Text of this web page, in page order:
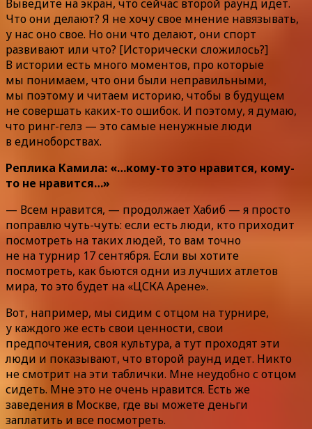
Выведите на экран, что сейчас второй раунд идет.
Что они делают? Я не хочу свое мнение навязывать,
у нас оно свое. Но они что делают, они спорт
развивают или что? [Исторически сложилось?]
В истории есть много моментов, про которые
мы понимаем, что они были неправильными,
мы поэтому и читаем историю, чтобы в будущем
не совершать каких-то ошибок. И поэтому, я думаю,
что ринг-гелз — это самые ненужные люди
в единоборствах.
Реплика Камила: «…кому-то это нравится, кому-
то не нравится…»
— Всем нравится, — продолжает Хабиб — я просто
поправлю чуть-чуть: если есть люди, кто приходит
посмотреть на таких людей, то вам точно
не на турнир 17 сентября. Если вы хотите
посмотреть, как бьются одни из лучших атлетов
мира, то это будет на «ЦСКА Арене».
Вот, например, мы сидим с отцом на турнире,
у каждого же есть свои ценности, свои
предпочтения, своя культура, а тут проходят эти
люди и показывают, что второй раунд идет. Никто
не смотрит на эти таблички. Мне неудобно с отцом
сидеть. Мне это не очень нравится. Есть же
заведения в Москве, где вы можете деньги
заплатить и все посмотреть.